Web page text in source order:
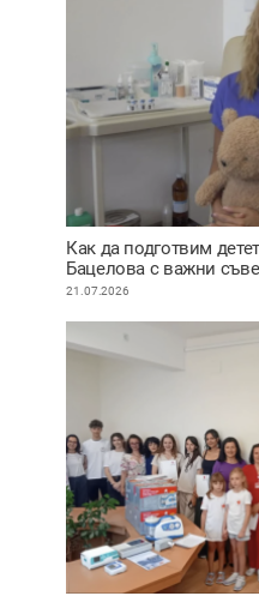
Как да подготвим
Бацелова с важни
ВИДЕО
21.07.2026